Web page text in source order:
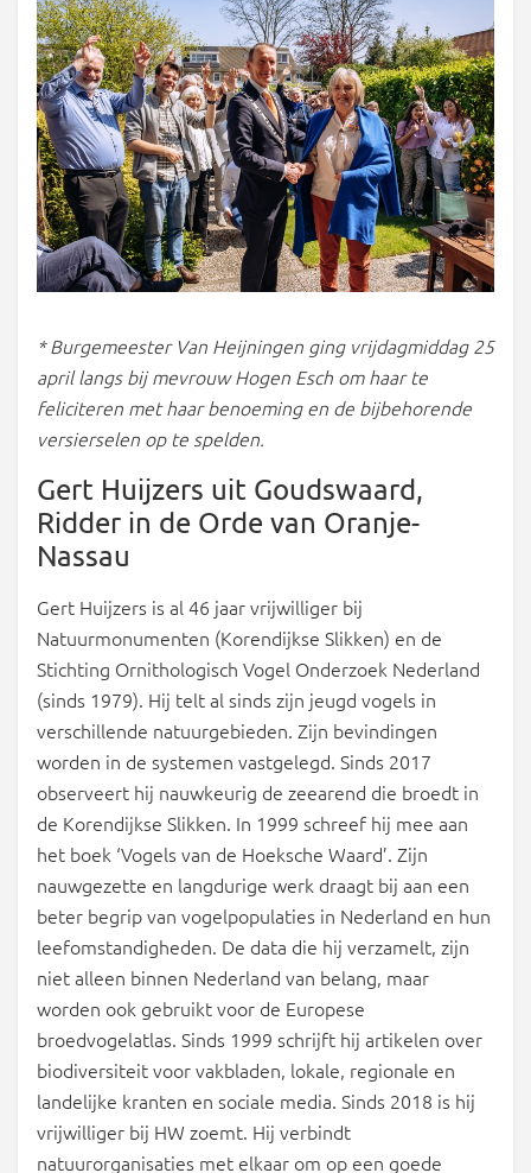
* Burgemeester Van Heijningen ging vrijdagmiddag 25
april langs bij mevrouw Hogen Esch om haar te
feliciteren met haar benoeming en de bijbehorende
versierselen op te spelden.
Gert Huijzers uit Goudswaard,
Ridder in de Orde van Oranje-
Nassau
Gert Huijzers is al 46 jaar vrijwilliger bij
Natuurmonumenten (Korendijkse Slikken) en de
Stichting Ornithologisch Vogel Onderzoek Nederland
(sinds 1979). Hij telt al sinds zijn jeugd vogels in
verschillende natuurgebieden. Zijn bevindingen
worden in de systemen vastgelegd. Sinds 2017
observeert hij nauwkeurig de zeearend die broedt in
de Korendijkse Slikken. In 1999 schreef hij mee aan
het boek ‘Vogels van de Hoeksche Waard’. Zijn
nauwgezette en langdurige werk draagt bij aan een
beter begrip van vogelpopulaties in Nederland en hun
leefomstandigheden. De data die hij verzamelt, zijn
niet alleen binnen Nederland van belang, maar
worden ook gebruikt voor de Europese
broedvogelatlas. Sinds 1999 schrijft hij artikelen over
biodiversiteit voor vakbladen, lokale, regionale en
landelijke kranten en sociale media. Sinds 2018 is hij
vrijwilliger bij HW zoemt. Hij verbindt
natuurorganisaties met elkaar om op een goede